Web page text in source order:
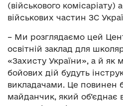
(військового комісаріату)
військових частин ЗС
– Ми розглядаємо цей
освітній заклад для
«Захисту України», а й як
бойових дій будуть
викладачами. Це повинен
майданчик, який об’єднає